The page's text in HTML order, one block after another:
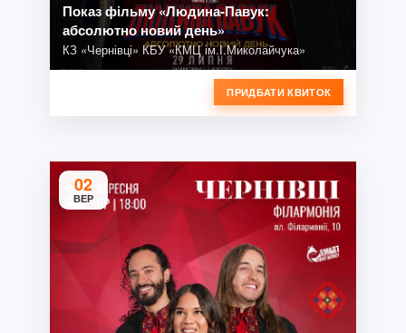
Показ фільму «Людина-Павук:
абсолютно новий день»
КЗ «Чернівці» КБУ «КМЦ ім.І.Миколайчука»
ПРИДБАТИ КВИТОК
02
ВЕР